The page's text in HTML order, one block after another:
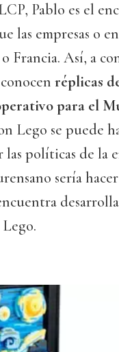
Pablo es el
las empresas o
Francia. Así, a
réplicas
para el
Lego se puede
las políticas de la
sería